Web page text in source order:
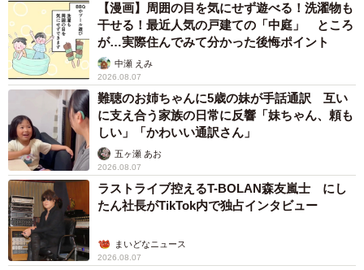
投票用紙は議員の任期終了後、処分が可能になった際に選
挙管理システム研究会がトラックなどで回収し、工場にて
再資源化を行います。
回収された投票用紙は、粉砕した後、補強するためのプラ
スチックチップを混合し、溶解します。それをペレット化
したものが、さまざまな製品の原料として使用されていま
す。
また、リサイクルを実施した結果として、投票用紙を焼却
処分した場合とリサイクルを比較すると、CO2排出量は約
【漫画】周囲の目を気にせず遊べる！洗濯物も
干せる！最近人気の戸建ての「中庭」 ところ
が…実際住んでみて分かった後悔ポイント
中瀬 えみ
2026.08.07
難聴のお姉ちゃんに5歳の妹が手話通訳 互い
に支え合う家族の日常に反響「妹ちゃん、頼も
しい」「かわいい通訳さん」
五ヶ瀬 あお
2026.08.07
ラストライブ控えるT-BOLAN森友嵐士 にし
たん社長がTikTok内で独占インタビュー
まいどなニュース
2026.08.07